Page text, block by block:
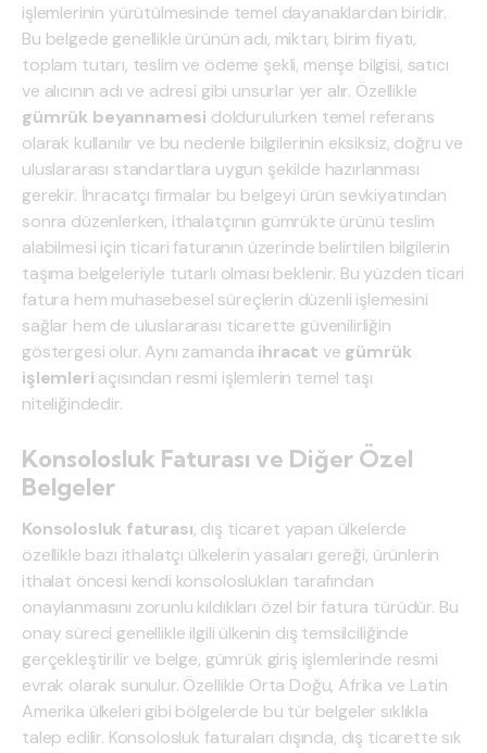
işlemlerinin yürütülmesinde temel dayanaklardan biridir.
Bu belgede genellikle ürünün adı, miktarı, birim fiyatı,
toplam tutarı, teslim ve ödeme şekli, menşe bilgisi, satıcı
ve alıcının adı ve adresi gibi unsurlar yer alır. Özellikle
gümrük beyannamesi doldurulurken temel referans
olarak kullanılır ve bu nedenle bilgilerinin eksiksiz, doğru ve
uluslararası standartlara uygun şekilde hazırlanması
gerekir. İhracatçı firmalar bu belgeyi ürün sevkiyatından
sonra düzenlerken, ithalatçının gümrükte ürünü teslim
alabilmesi için ticari faturanın üzerinde belirtilen bilgilerin
taşıma belgeleriyle tutarlı olması beklenir. Bu yüzden ticari
fatura hem muhasebesel süreçlerin düzenli işlemesini
sağlar hem de uluslararası ticarette güvenilirliğin
göstergesi olur. Aynı zamanda ihracat ve gümrük
işlemleri açısından resmi işlemlerin temel taşı
niteliğindedir.
Konsolosluk Faturası ve Diğer Özel
Belgeler
Konsolosluk faturası, dış ticaret yapan ülkelerde
özellikle bazı ithalatçı ülkelerin yasaları gereği, ürünlerin
ithalat öncesi kendi konsoloslukları tarafından
onaylanmasını zorunlu kıldıkları özel bir fatura türüdür. Bu
onay süreci genellikle ilgili ülkenin dış temsilciliğinde
gerçekleştirilir ve belge, gümrük giriş işlemlerinde resmi
evrak olarak sunulur. Özellikle Orta Doğu, Afrika ve Latin
Amerika ülkeleri gibi bölgelerde bu tür belgeler sıklıkla
talep edilir. Konsolosluk faturaları dışında, dış ticarette sık